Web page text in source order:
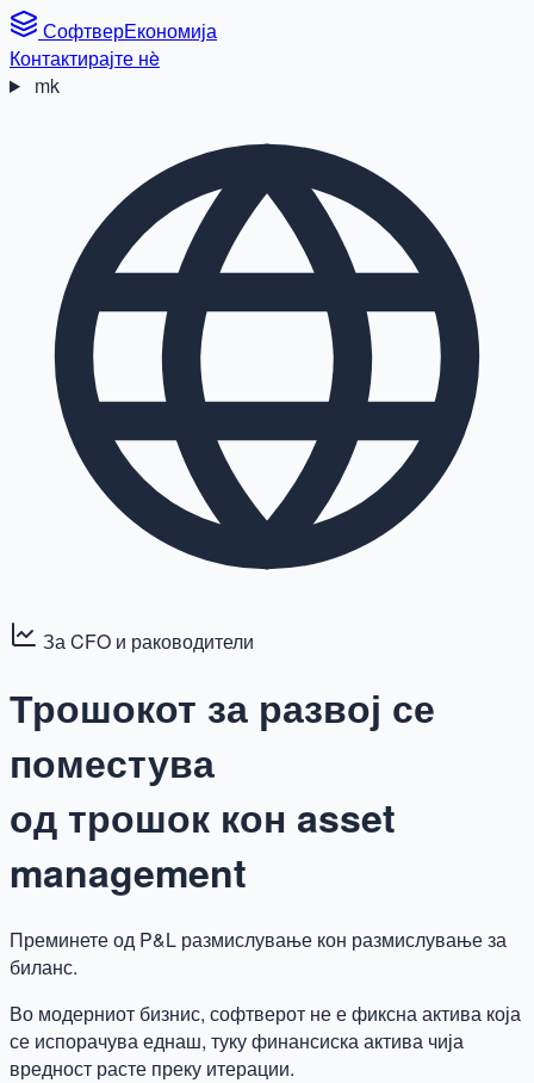
СофтверЕкономија
Контактирајте нè
mk
За CFO и раководители
Трошокот за развој се
поместува
од трошок кон asset
management
Преминете од P&L размислување кон размислување за
биланс.
Во модерниот бизнис, софтверот не е фиксна актива која
се испорачува еднаш, туку финансиска актива чија
вредност расте преку итерации.